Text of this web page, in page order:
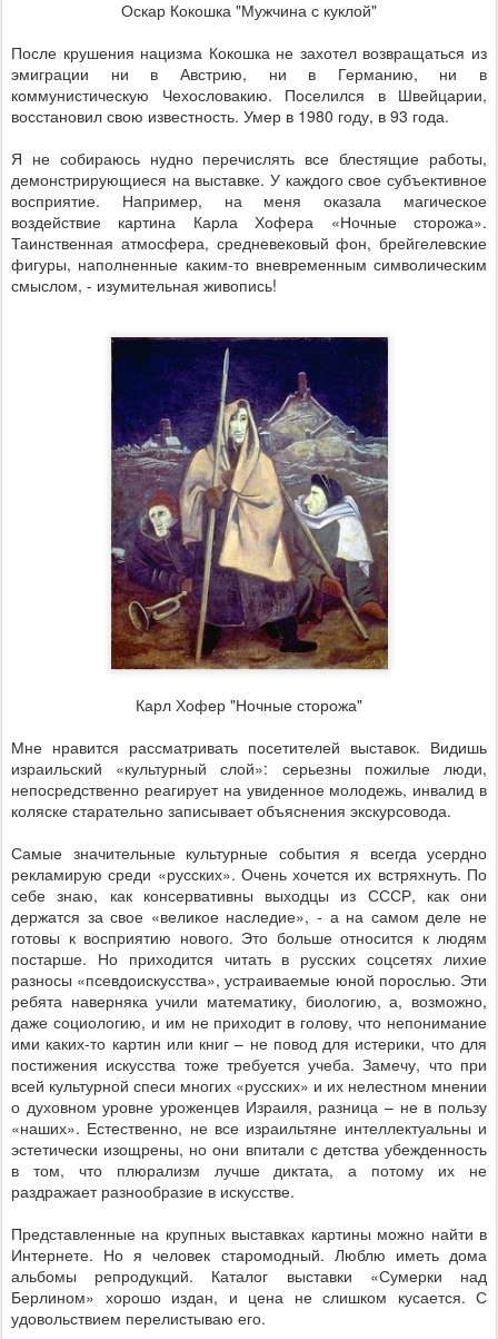
Оскар Кокошка "Мужчина с куклой"
После крушения нацизма Кокошка не захотел возвращаться из
эмиграции ни в Австрию, ни в Германию, ни в
коммунистическую Чехословакию. Поселился в Швейцарии,
восстановил свою известность. Умер в 1980 году, в 93 года.
Я не собираюсь нудно перечислять все блестящие работы,
демонстрирующиеся на выставке. У каждого свое субъективное
восприятие. Например, на меня оказала магическое
воздействие картина Карла Хофера «Ночные сторожа».
Таинственная атмосфера, средневековый фон, брейгелевские
фигуры, наполненные каким-то вневременным символическим
смыслом, - изумительная живопись!
Карл Хофер "Ночные сторожа"
Мне нравится рассматривать посетителей выставок. Видишь
израильский «культурный слой»: серьезны пожилые люди,
непосредственно реагирует на увиденное молодежь, инвалид в
коляске старательно записывает объяснения экскурсовода.
Самые значительные культурные события я всегда усердно
рекламирую среди «русских». Очень хочется их встряхнуть. По
себе знаю, как консервативны выходцы из СССР, как они
держатся за свое «великое наследие», - а на самом деле не
готовы к восприятию нового. Это больше относится к людям
постарше. Но приходится читать в русских соцсетях лихие
разносы «псевдоискусства», устраиваемые юной порослью. Эти
ребята наверняка учили математику, биологию, а, возможно,
даже социологию, и им не приходит в голову, что непонимание
ими каких-то картин или книг – не повод для истерики, что для
постижения искусства тоже требуется учеба. Замечу, что при
всей культурной спеси многих «русских» и их нелестном мнении
о духовном уровне уроженцев Израиля, разница – не в пользу
«наших». Естественно, не все израильтяне интеллектуальны и
эстетически изощрены, но они впитали с детства убежденность
в том, что плюрализм лучше диктата, а потому их не
раздражает разнообразие в искусстве.
Представленные на крупных выставках картины можно найти в
Интернете. Но я человек старомодный. Люблю иметь дома
альбомы репродукций. Каталог выставки «Сумерки над
Берлином» хорошо издан, и цена не слишком кусается. С
удовольствием перелистываю его.